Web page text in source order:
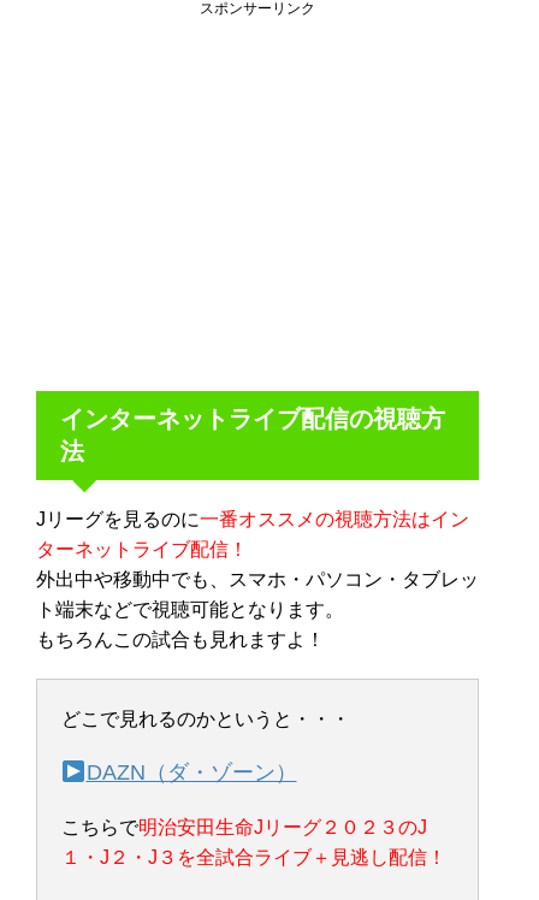
スポンサーリンク
インターネットライブ配信の視聴方
法
Jリーグを見るのに一番オススメの視聴方法はイン
ターネットライブ配信！
外出中や移動中でも、スマホ・パソコン・タブレッ
ト端末などで視聴可能となります。
もちろんこの試合も見れますよ！
どこで見れるのかというと・・・
DAZN（ダ・ゾーン）
こちらで明治安田生命Jリーグ２０２３のJ
１・J２・J３を全試合ライブ＋見逃し配信！